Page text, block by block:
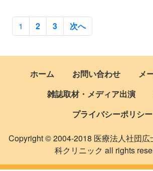
1 2 3 次へ
ホーム お問い合わせ
メ
雑誌取材・メディア出演
プライバシーポリシー
Copyright © 2004-2018 医療法人社団広
科クリニック all rights